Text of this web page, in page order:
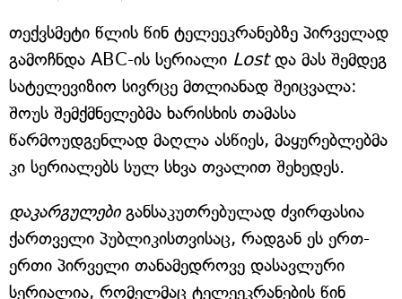
თექვსმეტი წლის წინ ტელეეკრანებზე პირველად
გამოჩნდა ABC-ის სერიალი Lostდა მას შემდეგ
სატელევიზიო სივრცე მთლიანად შეიცვალა:
შოუს შემქმნელებმა ხარისხის თამასა
წარმოუდგენლად მაღლა ასწიეს, მაყურებლებმა
კი სერიალებს სულ სხვა თვალით შეხედეს.
დაკარგულებიგანსაკუთრებულად ძვირფასია
ქართველი პუბლიკისთვისაც, რადგან ეს ერთ-
ერთი პირველი თანამედროვე დასავლური
სერიალია, რომელმაც ტელეეკრანების წინ